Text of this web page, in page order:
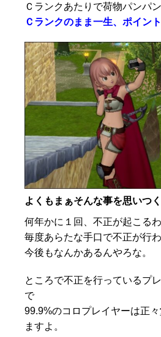
Ｃランクあたりで荷物パンパ
Ｃランクのまま一生、ポイン
よくもまぁそんな事を思いつ
何年かに１回、不正が起こる
毎度あらたな手口で不正が行
今後もなんかあるんやろな。
ところで不正を行っているプ
で
99.9%のコロプレイヤーは正
ますよ。